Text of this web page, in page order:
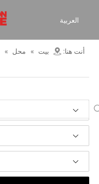
العربية
Français
English
أنت هنا: بيت » محل »